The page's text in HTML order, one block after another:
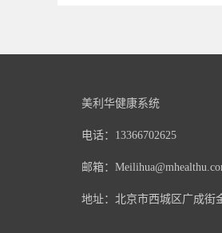
美利华健康系统
电话：13366702625
邮箱：
地址：北京市西城区广成街